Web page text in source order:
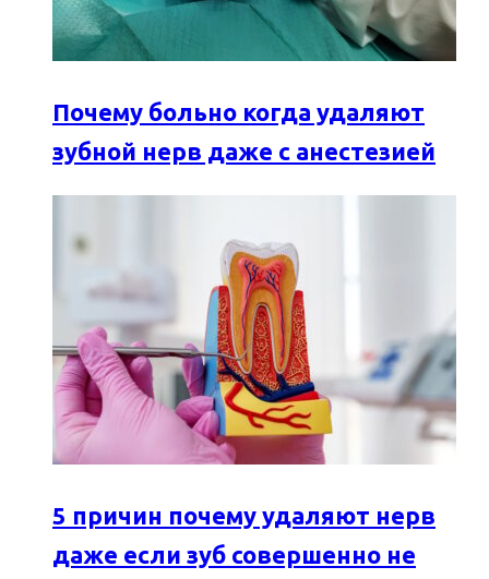
Почему больно когда удаляют
зубной нерв даже с анестезией
5 причин почему удаляют нерв
даже если зуб совершенно не